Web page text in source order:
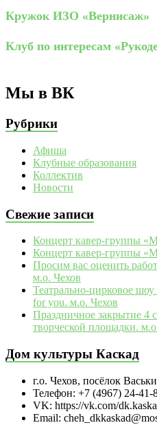
Кружок ИЗО «Вернисаж»
Клуб по интересам
Мы в ВК
Рубрики
Афиша
Клубные образования
Коллектив
Новости
Свежие записи
Концерт кавер-группы
Концерт кавер-группы
Просим вас оценить
м.о. Чехов
Театрально‑цирковое
for you. м.о. Чехов
Праздничное закрытие 4
творческой площадки.
Дом культуры Каскад
г.о. Чехов, посёлок
Телефон: +7 (4967) 24-41-
VK: https://vk.com/
Email: